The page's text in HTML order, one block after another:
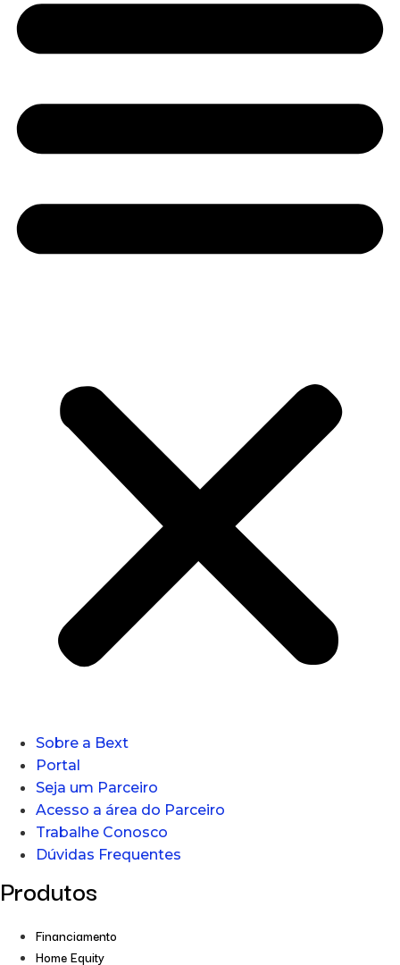
Sobre a Bext
Portal
Seja um Parceiro
Acesso a área do Parceiro
Trabalhe Conosco
Dúvidas Frequentes
Produtos
Financiamento
Home Equity